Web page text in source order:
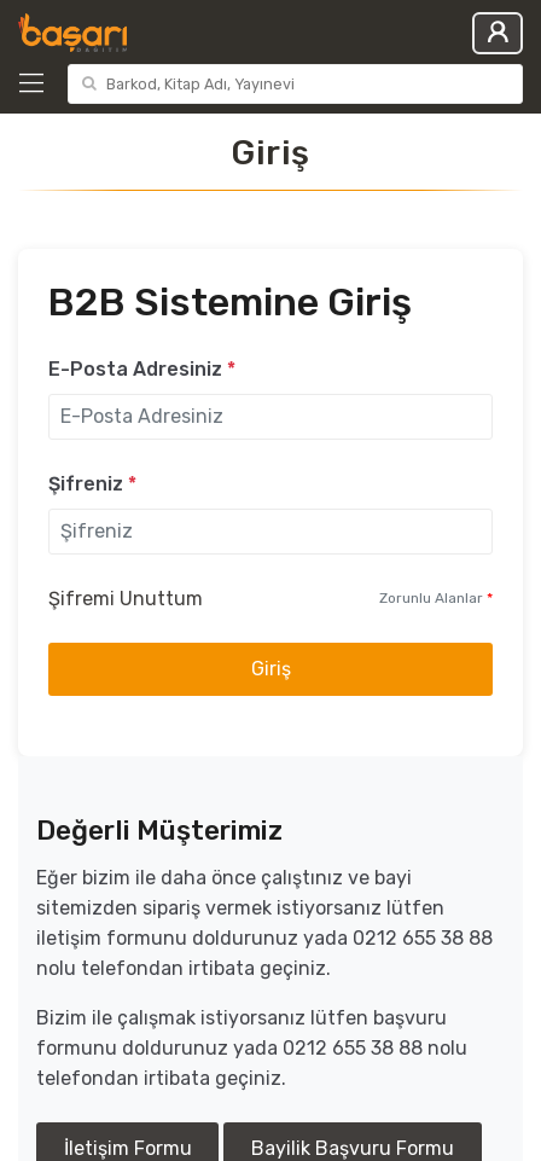
Giriş
B2B Sistemine Giriş
E-Posta Adresiniz *
Şifreniz *
Şifremi Unuttum Zorunlu Alanlar *
Giriş
Değerli Müşterimiz
Eğer bizim ile daha önce çalıştınız ve bayi
sitemizden sipariş vermek istiyorsanız lütfen
iletişim formunu doldurunuz yada 0212 655 38 88
nolu telefondan irtibata geçiniz.
Bizim ile çalışmak istiyorsanız lütfen başvuru
formunu doldurunuz yada 0212 655 38 88 nolu
telefondan irtibata geçiniz.
İletişim Formu Bayilik Başvuru Formu